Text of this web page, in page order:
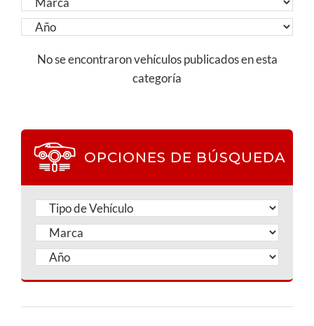
No se encontraron vehículos publicados en esta
categoría
OPCIONES DE BÚSQUEDA